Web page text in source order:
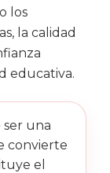
los
la calidad
educativa.
ser una
convierte
el